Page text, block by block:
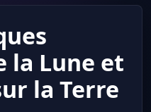
la Lune et
la Terre